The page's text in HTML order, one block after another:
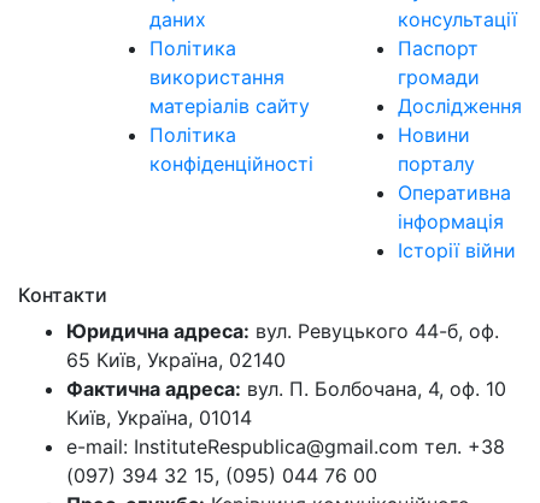
даних
Політика
використання
матеріалів сайту
Політика
конфіденційності
консультації
Паспорт
громади
Дослідження
Новини
порталу
Оперативна
інформація
Історії війни
Контакти
Юридична адреса: вул. Ревуцького 44-б, оф.
65 Київ, Україна, 02140
Фактична адреса: вул. П. Болбочана, 4, оф. 10
Київ, Україна, 01014
e-mail: InstituteRespublica@gmail.com тел. +38
(097) 394 32 15, (095) 044 76 00